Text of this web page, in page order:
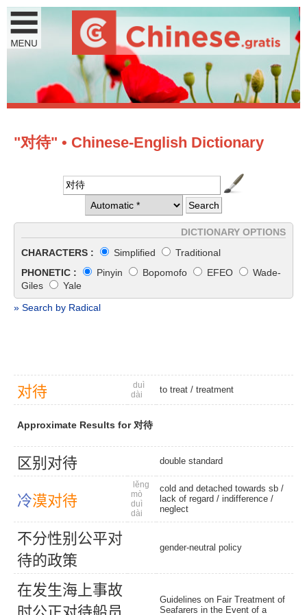
"对待" • Chinese-English Dictionary
DICTIONARY OPTIONS
CHARACTERS :
Simplified
Traditional
PHONETIC :
Pinyin Bopomofo EFEO
Wade-
Giles
Yale
» Search by Radical
对待
duì
dài
to treat / treatment
Approximate Results for 对待
区别 对待 double standard
冷漠对待
lěng
mò
duì
dài
cold and detached towards sb /
lack of regard / indifference /
neglect
不分性别 公平对
待的政策
gender-neutral policy
在发生海 上事故
Guidelines on Fair Treatment of
Seafarers in the Event of a